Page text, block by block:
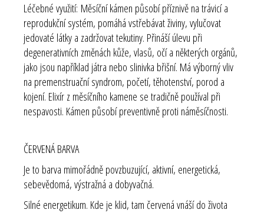
Léčebné využití: Měsíční kámen působí příznivě na trávicí a
reprodukční systém, pomáhá vstřebávat živiny, vylučovat
jedovaté látky a zadržovat tekutiny. Přináší úlevu při
degenerativních změnách kůže, vlasů, očí a některých orgánů,
jako jsou například játra nebo slinivka břišní. Má výborný vliv
na premenstruační syndrom, početí, těhotenství, porod a
kojení. Elixír z měsíčního kamene se tradičně používal při
nespavosti. Kámen působí preventivně proti náměsíčnosti.
ČERVENÁ BARVA
Je to barva mimořádně povzbuzující, aktivní, energetická,
sebevědomá, výstražná a dobyvačná.
Silné energetikum. Kde je klid, tam červená vnáší do života